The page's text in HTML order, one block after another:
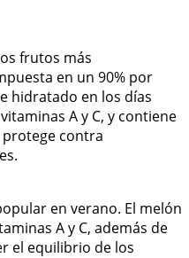
frutos más
en un 90% por
hidratado en los días
A y C, y contiene
contra
en verano. El melón
A y C, además de
el equilibrio de los